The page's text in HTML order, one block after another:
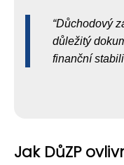
Důchodový
důležitý
finanční
Jak DůZP